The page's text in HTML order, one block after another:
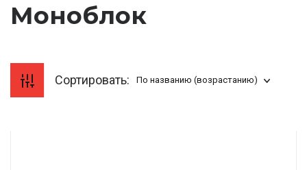
Моноблок
Сортировать: По названию (возрастанию)